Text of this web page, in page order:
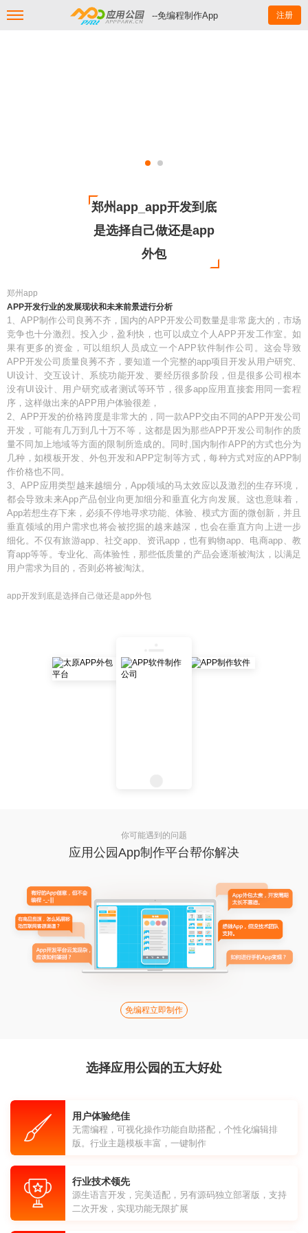
--免编程制作App 注册
郑州app_app开发到底
是选择自己做还是app
外包
郑州app
APP开发行业的发展现状和未来前景进行分析
1、APP制作公司良莠不齐，国内的APP开发公司数量是非常庞大的，市场
竞争也十分激烈。投入少，盈利快，也可以成立个人APP开发工作室。如
果有更多的资金，可以组织人员成立一个APP软件制作公司。这会导致
APP开发公司质量良莠不齐，要知道一个完整的app项目开发从用户研究、
UI设计、交互设计、系统功能开发、要经历很多阶段，但是很多公司根本
没有UI设计、用户研究或者测试等环节，很多app应用直接套用同一套程
序，这样做出来的APP用户体验很差，
2、APP开发的价格跨度是非常大的，同一款APP交由不同的APP开发公司
开发，可能有几万到几十万不等，这都是因为那些APP开发公司制作的质
量不同加上地域等方面的限制所造成的。同时,国内制作APP的方式也分为
几种，如模板开发、外包开发和APP定制等方式，每种方式对应的APP制
作价格也不同。
3、APP应用类型越来越细分，App领域的马太效应以及激烈的生存环境，
都会导致未来App产品创业向更加细分和垂直化方向发展。这也意味着，
App若想生存下来，必须不停地寻求功能、体验、模式方面的微创新，并且
垂直领域的用户需求也将会被挖掘的越来越深，也会在垂直方向上进一步
细化。不仅有旅游app、社交app、资讯app，也有购物app、电商app、教
育app等等。专业化、高体验性，那些低质量的产品会逐渐被淘汰，以满足
用户需求为目的，否则必将被淘汰。
app开发到底是选择自己做还是app外包
你可能遇到的问题
应用公园App制作平台帮你解决
免编程立即制作
选择应用公园的五大好处
用户体验绝佳
无需编程，可视化操作功能自助搭配，个性化编辑排
版。行业主题模板丰富，一键制作
行业技术领先
源生语言开发，完美适配，另有源码独立部署版，支持
二次开发，实现功能无限扩展